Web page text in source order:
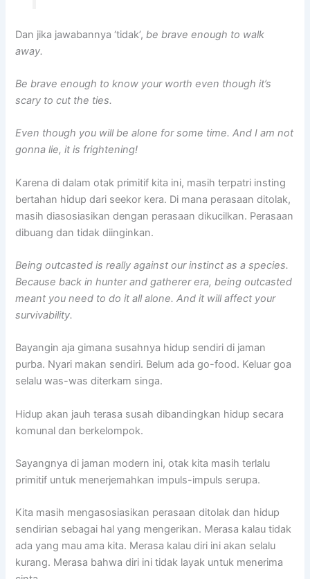
Dan jika jawabannya ‘tidak’, be brave enough to walk
away.
Be brave enough to know your worth even though it’s
scary to cut the ties.
Even though you will be alone for some time. And I am not
gonna lie, it is frightening!
Karena di dalam otak primitif kita ini, masih terpatri insting
bertahan hidup dari seekor kera. Di mana perasaan ditolak,
masih diasosiasikan dengan perasaan dikucilkan. Perasaan
dibuang dan tidak diinginkan.
Being outcasted is really against our instinct as a species.
Because back in hunter and gatherer era, being outcasted
meant you need to do it all alone. And it will affect your
survivability.
Bayangin aja gimana susahnya hidup sendiri di jaman
purba. Nyari makan sendiri. Belum ada go-food. Keluar goa
selalu was-was diterkam singa.
Hidup akan jauh terasa susah dibandingkan hidup secara
komunal dan berkelompok.
Sayangnya di jaman modern ini, otak kita masih terlalu
primitif untuk menerjemahkan impuls-impuls serupa.
Kita masih mengasosiasikan perasaan ditolak dan hidup
sendirian sebagai hal yang mengerikan. Merasa kalau tidak
ada yang mau ama kita. Merasa kalau diri ini akan selalu
kurang. Merasa bahwa diri ini tidak layak untuk menerima